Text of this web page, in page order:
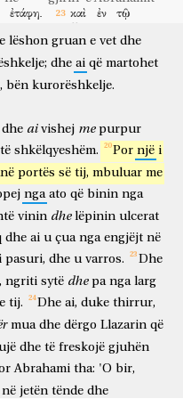
ἐτάφη. καὶ ἐν
τῷ
αὐτοῦ,
e tij
ὑπάρχων
duke qenë
ἐν
në
μακρόθεν,
larg dhe
Λάζαρον
Llazarin
Λάζαρον,
Llazarin
ἵνα
që
βάψῃ
të ngjyejë
τὸ
καταψύξῃ
të freskojë
τὴν γλῶσσάν
gjuhën
εἶπεν
tha
δὲ
por
Ἀβραάμ,
Abrahami
ἀγαθά
mirat
σου
e tua
ἐν
në
τῇ ζωῇ
jetën
τὰ κακά. νῦν δὲ ὧδε
dhe
ἐν
në
πᾶσι
të gjitha
τούτοις,
këto
ἐστήρικται,
është vendosur
kaluar
ἔνθεν
nga këtu
πρὸς
te
ὑμᾶς
ἡμᾶς
ne
διαπερῶσιν.
të kalojnë matanë
dhe toka, sesa të bjerë
e lëshon gruan e vet dhe
dhe ai që martohet
bën kurorëshkelje.
dhe ai vishej me purpur
shkëlqyeshëm. Por një i
portës së tij, mbuluar me
nga ato që binin nga
vinin dhe lëpinin ulcerat
dhe ai u çua nga engjëjt në
i pasuri, dhe u varros.
Dhe
ngriti sytë dhe pa nga larg
e tij. Dhe ai, duke thirrur,
mua dhe dërgo Llazarin që
dhe të freskojë gjuhën
Abrahami tha: 'O bir,
në jetën tënde dhe